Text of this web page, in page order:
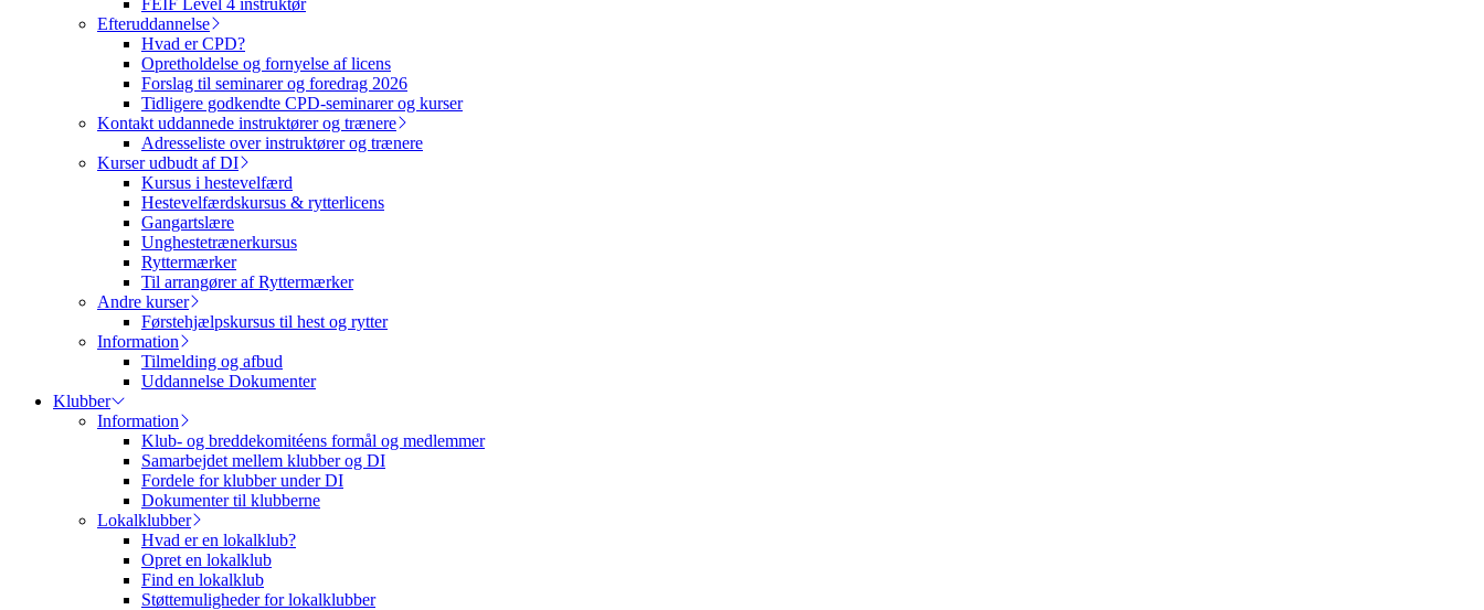
FEIF Level 4 instruktør
Efteruddannelse
Hvad er CPD?
Opretholdelse og fornyelse af licens
Forslag til seminarer og foredrag 2026
Tidligere godkendte CPD-seminarer og kurser
Kontakt uddannede instruktører og trænere
Adresseliste over instruktører og trænere
Kurser udbudt af DI
Kursus i hestevelfærd
Hestevelfærdskursus & rytterlicens
Gangartslære
Unghestetrænerkursus
Ryttermærker
Til arrangører af Ryttermærker
Andre kurser
Førstehjælpskursus til hest og rytter
Information
Tilmelding og afbud
Uddannelse Dokumenter
Klubber
Information
Klub- og breddekomitéens formål og medlemmer
Samarbejdet mellem klubber og DI
Fordele for klubber under DI
Dokumenter til klubberne
Lokalklubber
Hvad er en lokalklub?
Opret en lokalklub
Find en lokalklub
Støttemuligheder for lokalklubber